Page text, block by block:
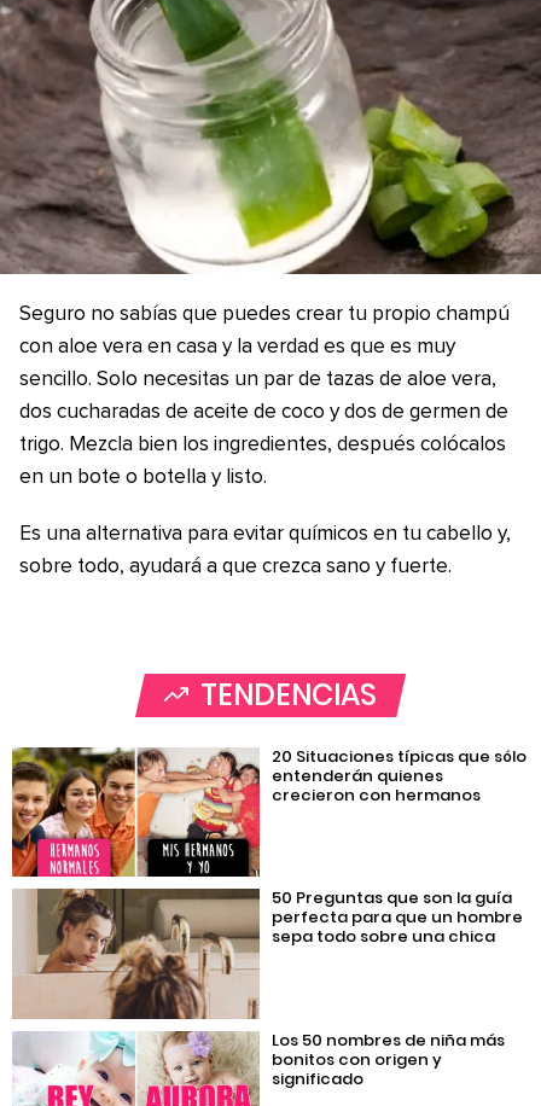
Seguro no sabías que puedes crear tu propio champú
con aloe vera en casa y la verdad es que es muy
sencillo. Solo necesitas un par de tazas de aloe vera,
dos cucharadas de aceite de coco y dos de germen de
trigo. Mezcla bien los ingredientes, después colócalos
en un bote o botella y listo.
Es una alternativa para evitar químicos en tu cabello y,
sobre todo, ayudará a que crezca sano y fuerte.
TENDENCIAS
20 Situaciones típicas que sólo
entenderán quienes
crecieron con hermanos
50 Preguntas que son la guía
perfecta para que un hombre
sepa todo sobre una chica
Los 50 nombres de niña más
bonitos con origen y
significado